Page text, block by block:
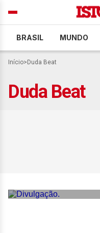
BRASIL MUNDO
Início> Duda Beat
Duda Beat